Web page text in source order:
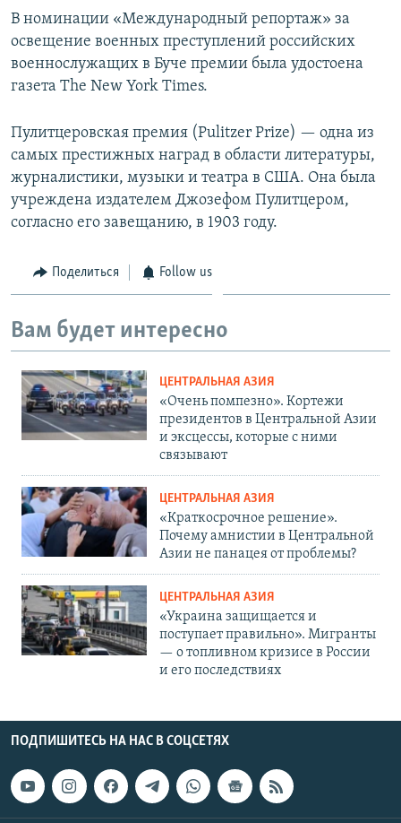
В номинации «Международный репортаж» за
освещение военных преступлений российских
военнослужащих в Буче премии была удостоена
газета The New York Times.
Пулитцеровская премия (Pulitzer Prize) — одна из
самых престижных наград в области литературы,
журналистики, музыки и театра в США. Она была
учреждена издателем Джозефом Пулитцером,
согласно его завещанию, в 1903 году.
Поделиться Follow us
Вам будет интересно
ЦЕНТРАЛЬНАЯ АЗИЯ
«Очень помпезно». Кортежи
президентов в Центральной Азии
и эксцессы, которые с ними
связывают
ЦЕНТРАЛЬНАЯ АЗИЯ
«Краткосрочное решение».
Почему амнистии в Центральной
Азии не панацея от проблемы?
ЦЕНТРАЛЬНАЯ АЗИЯ
«Украина защищается и
поступает правильно». Мигранты
— о топливном кризисе в России
и его последствиях
ПОДПИШИТЕСЬ НА НАС В СОЦСЕТЯХ